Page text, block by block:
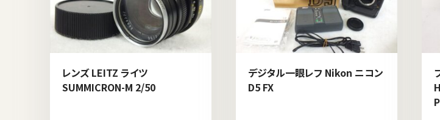
レンズ LEITZ ライツ
SUMMICRON-M 2/50
デジタル一眼レフ Nikon ニコン
D5 FX